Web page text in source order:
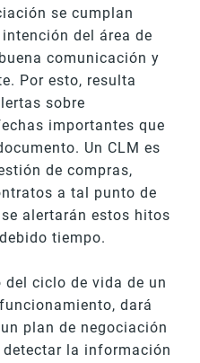
se cumplan
del área de
comunicación y
Por esto, resulta
sobre
importantes que
Un CLM es
de compras,
a tal punto de
alertarán estos hitos
tiempo.
del ciclo de vida de un
dará
plan de negociación
detectar la información